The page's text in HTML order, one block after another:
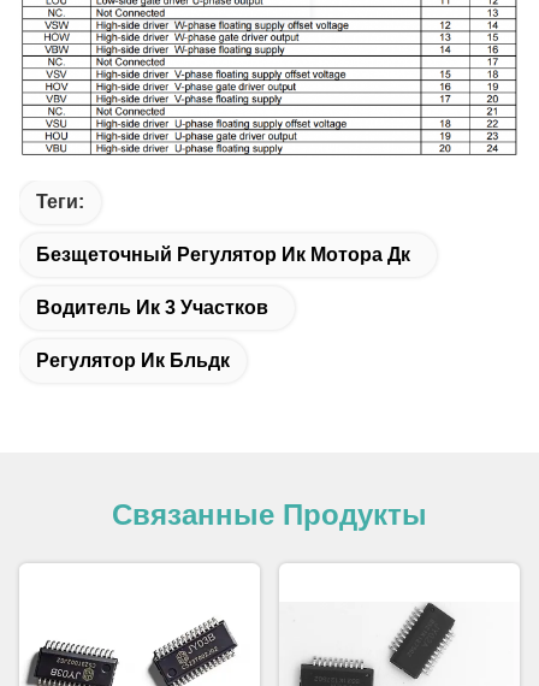
Теги:
Безщеточный Регулятор Ик Мотора Дк
Водитель Ик 3 Участков
Регулятор Ик Бльдк
Связанные Продукты